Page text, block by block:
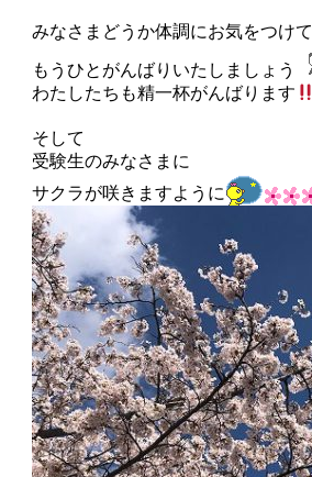
みなさまどうか体調にお気をつけて
もうひとがんばりいたしましょう
わたしたちも精一杯がんばります
そして
受験生のみなさまに
サクラが咲きますように